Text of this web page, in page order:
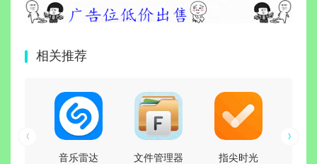
相关推荐
音乐雷达
文件管理器
指尖时光